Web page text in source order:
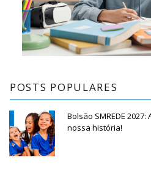
POSTS POPULARES
Bolsão SMREDE
nossa história!